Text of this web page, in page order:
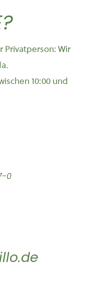
Wir
10:00 und
0